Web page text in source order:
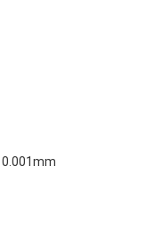
0.001mm